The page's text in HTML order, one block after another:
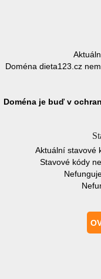
Doména dieta123.cz
Doména je buď v
Aktuální stavové
Stavové kódy